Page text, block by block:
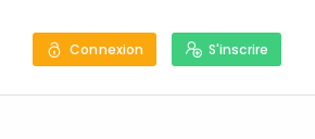
Connexion S'inscrire